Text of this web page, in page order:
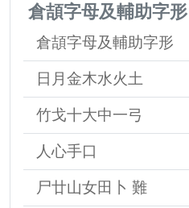
倉頡字母及輔助字形
倉頡字母及輔助字形
日月金木水火土
竹戈十大中一弓
人心手口
尸廿山女田卜 難